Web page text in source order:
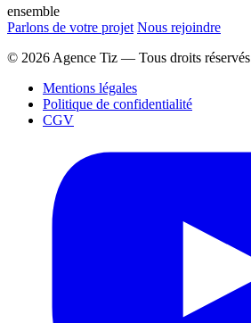
ensemble
Parlons de votre projet Nous rejoindre
© 2026 Agence Tiz — Tous droits réservés
Mentions légales
Politique de confidentialité
CGV